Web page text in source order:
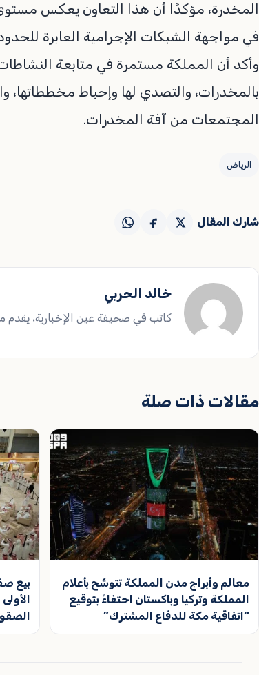
المخدرة، مؤكدًا أن هذا التعاون يعكس مستوى
في مواجهة الشبكات الإجرامية العابرة
وأكد أن المملكة مستمرة في متابعة
بالمخدرات، والتصدي لها وإحباط مخططاتها،
المجتمعات من آفة المخدرات.
الرياض
شارك المقال
خالد الحربي
كاتب في صحيفة عين الإخبارية، يقدم
مقالات ذات صلة
معالم وأبراج مدن المملكة تتوشّح بأعلام
المملكة وتركيا وباكستان احتفاءً بتوقيع
“اتفاقية مكة للدفاع المشترك”
الصقور